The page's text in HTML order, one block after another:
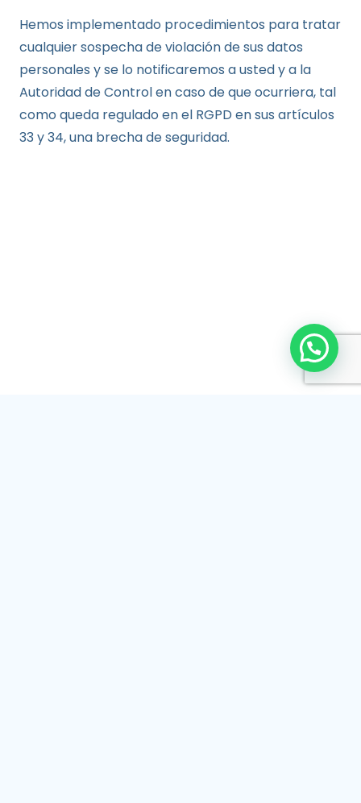
Hemos implementado procedimientos para tratar
cualquier sospecha de violación de sus datos
personales y se lo notificaremos a usted y a la
Autoridad de Control en caso de que ocurriera, tal
como queda regulado en el RGPD en sus artículos
33 y 34, una brecha de seguridad.